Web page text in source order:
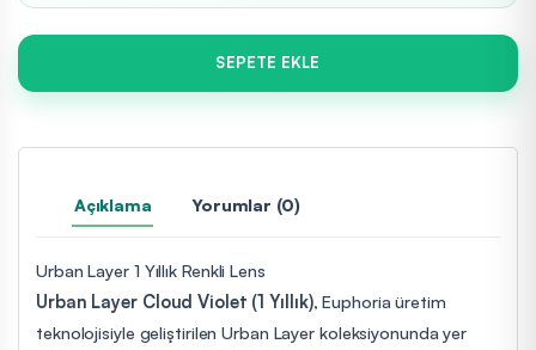
SEPETE EKLE
Açıklama Yorumlar (0)
Urban Layer 1 Yıllık Renkli Lens
Urban Layer Cloud Violet (1 Yıllık), Euphoria üretim
teknolojisiyle geliştirilen Urban Layer koleksiyonunda yer